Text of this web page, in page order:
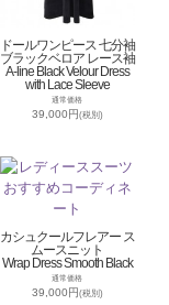
ドールワンピース 七分袖
ブラックベロア レース袖
A-line Black Velour Dress
with Lace Sleeve
通常価格
39,000円(税別)
カシュクールフレアー ス
ムースニット
Wrap Dress Smooth Black
通常価格
39,000円(税別)